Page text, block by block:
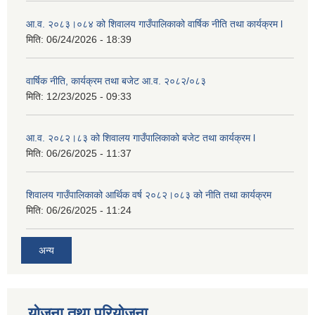
आ.व. २०८३।०८४ को शिवालय गाउँपालिकाको वार्षिक नीति तथा कार्यक्रम l
मिति: 06/24/2026 - 18:39
वार्षिक नीति, कार्यक्रम तथा बजेट आ.व. २०८२/०८३
मिति: 12/23/2025 - 09:33
आ.व. २०८२।८३ को शिवालय गाउँपालिकाको बजेट तथा कार्यक्रम l
मिति: 06/26/2025 - 11:37
शिवालय गाउँपालिकाको आर्थिक वर्ष २०८२।०८३ को नीति तथा कार्यक्रम
मिति: 06/26/2025 - 11:24
अन्य